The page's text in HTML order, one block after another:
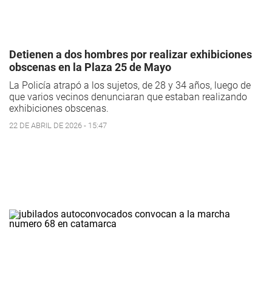
Detienen a dos hombres por realizar exhibiciones
obscenas en la Plaza 25 de Mayo
La Policía atrapó a los sujetos, de 28 y 34 años, luego de
que varios vecinos denunciaran que estaban realizando
exhibiciones obscenas.
22 DE ABRIL DE 2026 - 15:47